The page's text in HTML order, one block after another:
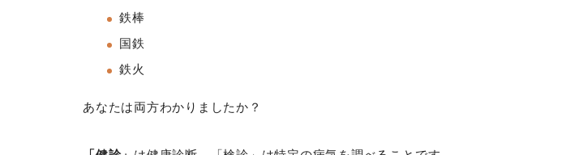
鉄棒
国鉄
鉄火
あなたは両方わかりましたか？